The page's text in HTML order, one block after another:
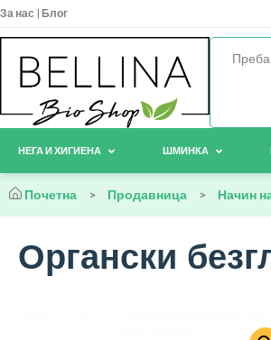
За нас | Блог
НЕГА И ХИГИЕНА ШМИНКА
Почетна > Продавница > Начин
Органски